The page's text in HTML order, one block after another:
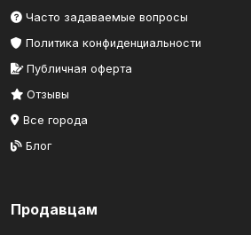
Часто задаваемые вопросы
Политика конфиденциальности
Публичная оферта
Отзывы
Все города
Блог
Продавцам